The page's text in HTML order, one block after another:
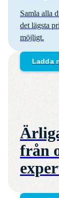
Samla alla
det lägsta
möjligt.
Ladda
från